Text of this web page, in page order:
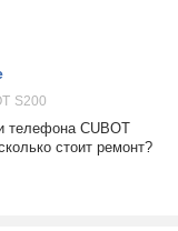
S200
телефона CUBOT
стоит ремонт?